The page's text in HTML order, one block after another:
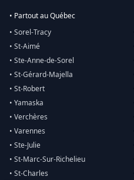
• Partout au Québec
• Sorel-Tracy
• St-Aimé
• Ste-Anne-de-Sorel
• St-Gérard-Majella
• St-Robert
• Yamaska
• Verchères
• Varennes
• Ste-Julie
• St-Marc-Sur-Richelieu
• St-Charles